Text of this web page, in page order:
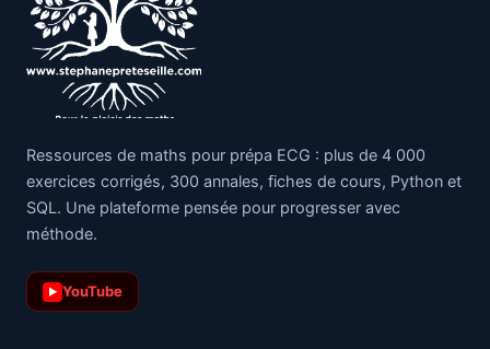
Ressources de maths pour prépa ECG : plus de 4 000
exercices corrigés, 300 annales, fiches de cours, Python et
SQL. Une plateforme pensée pour progresser avec
méthode.
▶ YouTube